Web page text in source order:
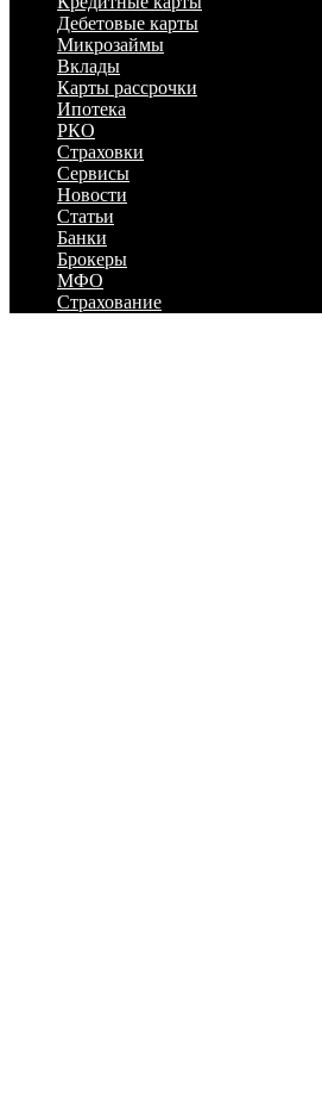
Дебетовые карты
Микрозаймы
Вклады
Карты рассрочки
Ипотека
РКО
Страховки
Сервисы
Новости
Статьи
Банки
Брокеры
МФО
Страхование